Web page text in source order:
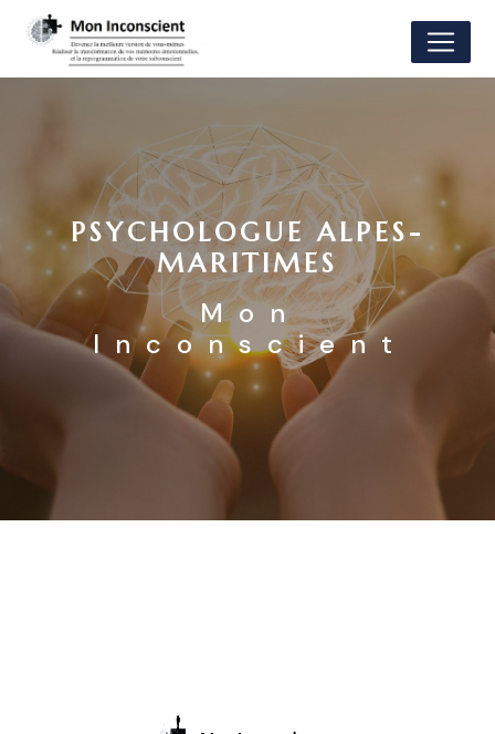
PSYCHOLOGUE ALPES-
MARITIMES
Mon
Inconscient
Panneau de gestion des cookies